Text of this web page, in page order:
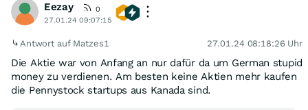
Eezay
0
27.01.24 09:07:15
Antwort auf Matzes1 27.01.24 08:18:26 Uhr
Die Aktie war von Anfang an nur dafür da um German stupid
money zu verdienen. Am besten keine Aktien mehr kaufen
die Pennystock startups aus Kanada sind.